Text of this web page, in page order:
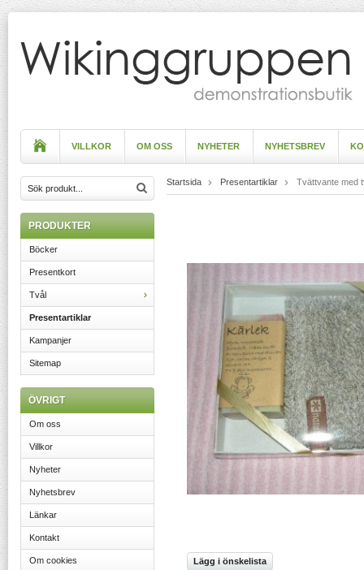
VILLKOR OM OSS NYHETER NYHETSBREV
PRODUKTER
Böcker
Presentkort
Tvål
Presentartiklar
Kampanjer
Sitemap
ÖVRIGT
Om oss
Villkor
Nyheter
Nyhetsbrev
Länkar
Kontakt
Om cookies
Startsida Presentartiklar Tvättvante med
Lägg i önskelista